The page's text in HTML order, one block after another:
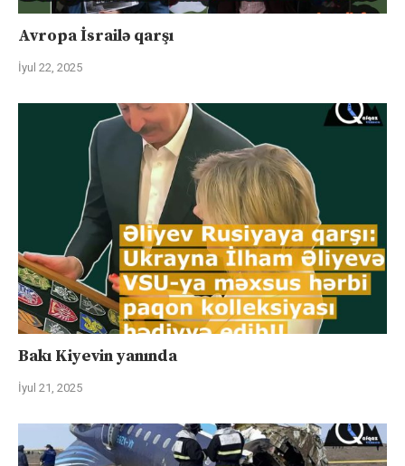
Avropa İsrailə qarşı
İyul 22, 2025
Bakı Kiyevin yanında
İyul 21, 2025